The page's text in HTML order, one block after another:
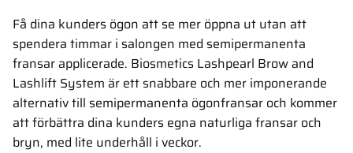
Få dina kunders ögon att se mer öppna ut utan att
spendera timmar i salongen med semipermanenta
fransar applicerade. Biosmetics Lashpearl Brow and
Lashlift System är ett snabbare och mer imponerande
alternativ till semipermanenta ögonfransar och kommer
att förbättra dina kunders egna naturliga fransar och
bryn, med lite underhåll i veckor.